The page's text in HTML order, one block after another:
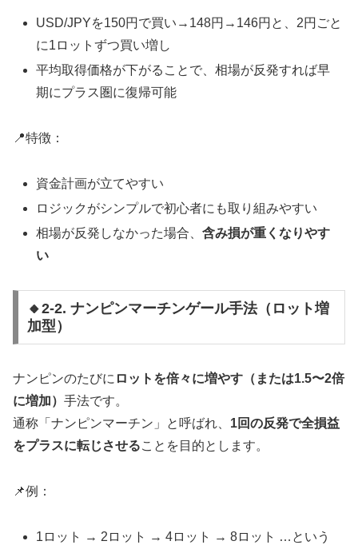
USD/JPYを150円で買い→148円→146円と、2円ごと
に1ロットずつ買い増し
平均取得価格が下がることで、相場が反発すれば早
期にプラス圏に復帰可能
📍特徴：
資金計画が立てやすい
ロジックがシンプルで初心者にも取り組みやすい
相場が反発しなかった場合、含み損が重くなりやす
い
🔸2-2. ナンピンマーチンゲール手法（ロット増
加型）
ナンピンのたびに ロットを倍々に増やす（または1.5〜2倍
に増加） 手法です。
通称「ナンピンマーチン」と呼ばれ、 1回の反発で全損益
をプラスに転じさせることを目的とします。
📌例：
1ロット → 2ロット → 4ロット → 8ロット …という